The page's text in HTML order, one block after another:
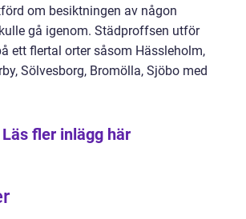
om besiktningen av någon
gå igenom. Städproffsen utför
ett flertal orter såsom Hässleholm,
Sölvesborg, Bromölla, Sjöbo med
Läs fler inlägg här